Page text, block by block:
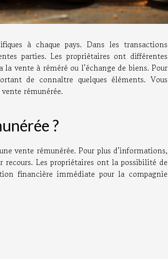
à chaque pays. Dans les transactions
parties. Les propriétaires ont différentes
vente à réméré ou l’échange de biens. Pour
de connaître quelques éléments. Vous
rémunérée.
?
vente rémunérée. Pour plus d’informations,
recours. Les propriétaires ont la possibilité de
financière immédiate pour la compagnie